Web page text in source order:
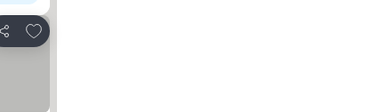
Paylaş
Favorilerime ekle